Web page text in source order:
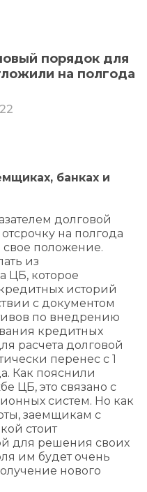
порядок для
на полгода
банках и
долговой
на полгода
свое положение.
из
ЦБ, которое
историй
с документом
по внедрению
кредитных
расчета долговой
перенес с 1
Как пояснили
ЦБ, это связано с
систем. Но как
заемщикам с
стоит
для решения своих
им будет очень
нового